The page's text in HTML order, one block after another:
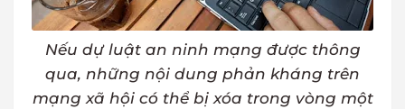
Nếu dự luật an ninh mạng được thông
qua, những nội dung phản kháng trên
mạng xã hội có thể bị xóa trong vòng một